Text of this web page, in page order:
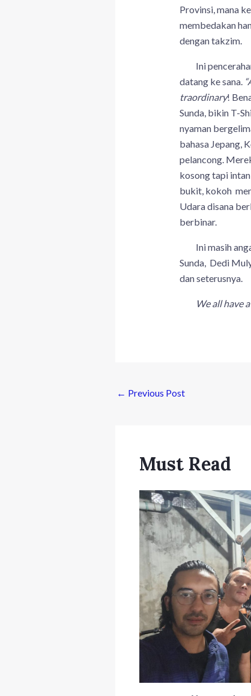
Provinsi, mana
membedakan
dengan takzim.
Ini pencerahan
datang ke sana.
traordinary!
Sunda, bikin T-
nyaman
bahasa Jepang,
pelancong.
kosong tapi
bukit, kokoh
Udara disana
berbinar.
Ini masih
Sunda, Dedi
dan seterusnya.
We all have
← Previous Post
Must Read